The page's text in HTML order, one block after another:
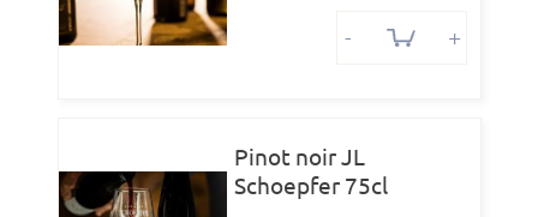
- +
Pinot noir JL
Schoepfer 75cl